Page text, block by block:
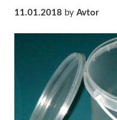
11.01.2018 by Avtor